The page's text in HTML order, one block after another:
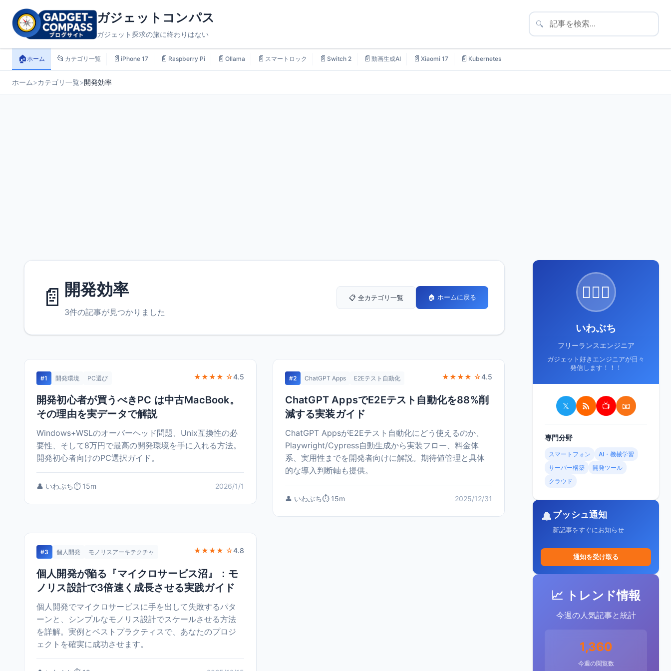
ガジェットコンパス
ガジェット探求の旅に終わりはない
🔍
🏠ホーム 📂 カテゴリ一覧 📄 iPhone 17 📄 Raspberry Pi 📄 Ollama 📄 スマートロック 📄 Switch 2 📄 動画生成AI 📄 Xiaomi 17 📄 Kubernetes
ホーム>カテゴリ一覧>開発効率
📄 開発効率
3件の記事が見つかりました
📋 全カテゴリ一覧 🏠 ホームに戻る
#1 開発環境 PC選び ★★★★ ☆4.5
開発初心者が買うべきPC は中古MacBook。
その理由を実データで解説
Windows+WSLのオーバーヘッド問題、Unix互換性の必
要性、そして8万円で最高の開発環境を手に入れる方法。
開発初心者向けのPC選択ガイド。
👤 いわぶち⏱️ 15m 2026/1/1
#2 ChatGPT Apps E2Eテスト自動化 ★★★★ ☆4.5
ChatGPT AppsでE2Eテスト自動化を88%削
減する実装ガイド
ChatGPT AppsがE2Eテスト自動化にどう使えるのか、
Playwright/Cypress自動生成から実装フロー、料金体
系、実用性までを開発者向けに解説。期待値管理と具体
的な導入判断軸も提供。
👤 いわぶち⏱️ 15m 2025/12/31
#3 個人開発 モノリスアーキテクチャ ★★★★ ☆4.8
個人開発が陥る『マイクロサービス沼』：モ
ノリス設計で3倍速く成長させる実践ガイド
個人開発でマイクロサービスに手を出して失敗するパタ
ーンと、シンプルなモノリス設計でスケールさせる方法
を詳解。実例とベストプラクティスで、あなたのプロジ
ェクトを確実に成功させます。
🙋🏻‍♂️
いわぶち
フリーランスエンジニア
ガジェット好きエンジニアが日々
発信します！！！
𝕏 📺 📧
専門分野
スマートフォン
AI・機械学習
サーバー構築
開発ツール
クラウド
🔔プッシュ通知
新記事をすぐにお知らせ
通知を受け取る
📈 トレンド情報
今週の人気記事と統計
1,360
今週の閲覧数